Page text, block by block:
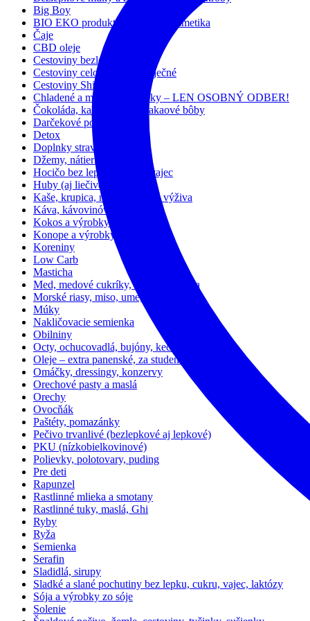
Big Boy
BIO EKO produkty, prírodná kozmetika
Čaje
CBD oleje
Cestoviny bezlepkové
Cestoviny celozrnné, bezvaječné
Cestoviny Shirataki
Chladené a mrazené výrobky – LEN OSOBNÝ ODBER!
Čokoláda, kakao, karob, kakaové bôby
Darčekové poukážky
Detox
Doplnky stravy
Džemy, nátierky a dezerty
Hocičo bez lepku, mlieka, vajec
Huby (aj liečivé)
Kaše, krupica, müsli a detská výživa
Káva, kávovinóvé nápoje
Kokos a výrobky z neho
Konope a výrobky z neho
Koreniny
Low Carb
Masticha
Med, medové cukríky, medové lízatka
Morské riasy, miso, ume, kuzu
Múky
Nakličovacie semienka
Obilniny
Octy, ochucovadlá, bujóny, kečup
Oleje – extra panenské, za studena lisované
Omáčky, dressingy, konzervy
Orechové pasty a maslá
Orechy
Ovocňák
Paštéty, pomazánky
Pečivo trvanlivé (bezlepkové aj lepkové)
PKU (nízkobielkovinové)
Polievky, polotovary, puding
Pre deti
Rapunzel
Rastlinné mlieka a smotany
Rastlinné tuky, maslá, Ghi
Ryby
Ryža
Semienka
Serafin
Sladidlá, sirupy
Sladké a slané pochutiny bez lepku, cukru, vajec, laktózy
Sója a výrobky zo sóje
Solenie